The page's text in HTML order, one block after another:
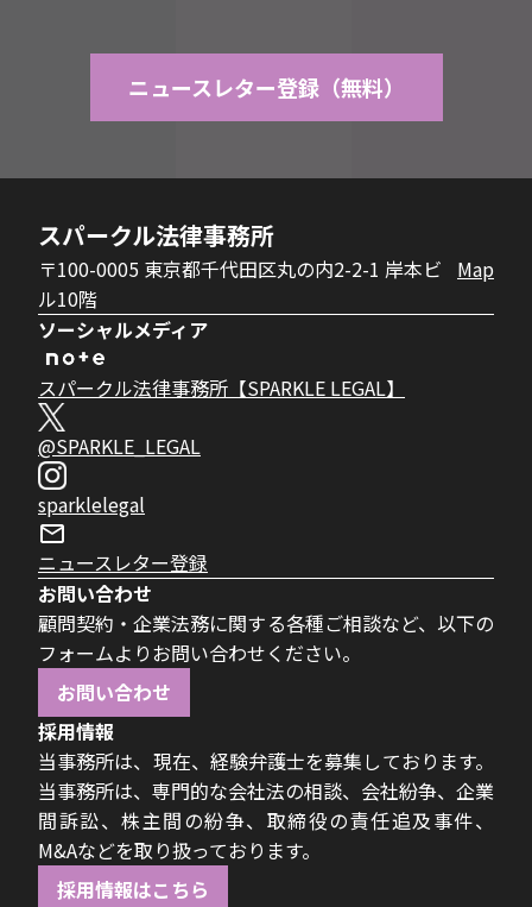
ニュースレター登録（無料）
スパークル法律事務所
〒100-0005 東京都千代田区丸の内2-2-1 岸本ビ
ル10階
Map
ソーシャルメディア
スパークル法律事務所【SPARKLE LEGAL】
@SPARKLE_LEGAL
sparklelegal
ニュースレター登録
お問い合わせ
顧問契約・企業法務に関する各種ご相談など、以下の
フォームよりお問い合わせください。
お問い合わせ
採用情報
当事務所は、現在、経験弁護士を募集しております。
当事務所は、専門的な会社法の相談、会社紛争、企業
間訴訟、株主間の紛争、取締役の責任追及事件、
M&Aなどを取り扱っております。
採用情報はこちら